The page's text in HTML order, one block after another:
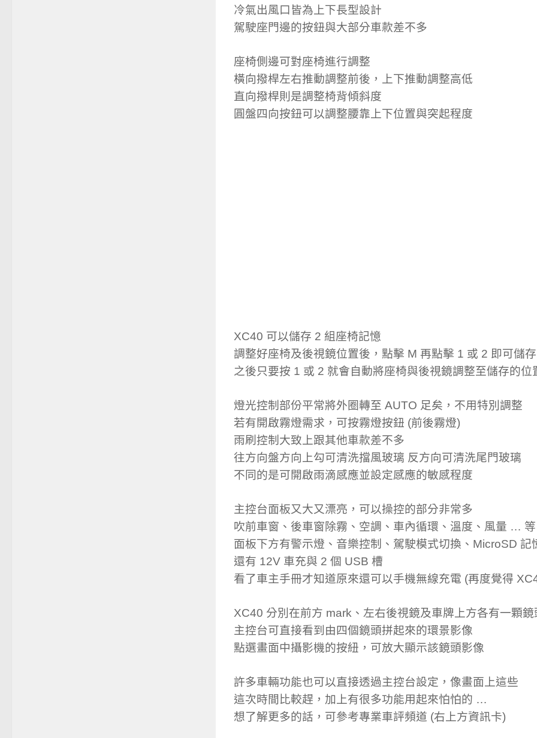
冷氣出風口皆為上下長型設計
駕駛座門邊的按鈕與大部分車款差不多
座椅側邊可對座椅進行調整
橫向撥桿左右推動調整前後，上下推動調整高低
直向撥桿則是調整椅背傾斜度
圓盤四向按鈕可以調整腰靠上下位置與突起程度
XC40 可以儲存 2 組座椅記憶
調整好座椅及後視鏡位置後，點擊 M 再點擊 1 或 2 即可儲存
之後只要按 1 或 2 就會自動將座椅與後視鏡調整至儲存的位
燈光控制部份平常將外圈轉至 AUTO 足矣，不用特別調整
若有開啟霧燈需求，可按霧燈按鈕 (前後霧燈)
雨刷控制大致上跟其他車款差不多
往方向盤方向上勾可清洗擋風玻璃 反方向可清洗尾門玻璃
不同的是可開啟雨滴感應並設定感應的敏感程度
主控台面板又大又漂亮，可以操控的部分非常多
吹前車窗、後車窗除霧、空調、車內循環、溫度、風量 … 等
面板下方有警示燈、音樂控制、駕駛模式切換、MicroSD 記
還有 12V 車充與 2 個 USB 槽
看了車主手冊才知道原來還可以手機無線充電 (再度覺得
XC40 分別在前方 mark、左右後視鏡及車牌上方各有一顆鏡
主控台可直接看到由四個鏡頭拼起來的環景影像
點選畫面中攝影機的按紐，可放大顯示該鏡頭影像
許多車輛功能也可以直接透過主控台設定，像畫面上這些
這次時間比較趕，加上有很多功能用起來怕怕的 …
想了解更多的話，可參考專業車評頻道 (右上方資訊卡)